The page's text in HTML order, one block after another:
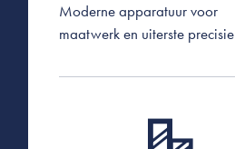
Moderne apparatuur voor
maatwerk en uiterste precisie